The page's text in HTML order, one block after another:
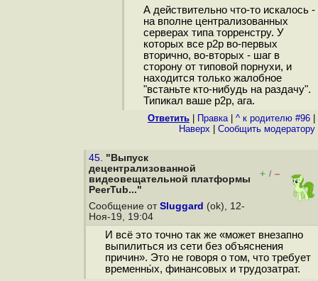
А действительно что-то искалось -
на вполне централизованных
серверах типа торренстру. У
которых все p2p во-первых
вторично, во-вторых - шаг в
сторону от типовой порнухи, и
находится только жалобное
"встаньте кто-нибудь на раздачу".
Типикал ваше p2p, ага.
Ответить Правка| ^ к родителю #96
Наверх
Cообщить модератору
45. "Выпуск
децентрализованной
видеовещательной платформы
PeerTub..."
+ / –
Сообщение от Sluggard (ok), 12-
Ноя-19, 19:04
И всё это точно так же «может внезапно
выпилиться из сети без объяснения
причин». Это не говоря о том, что требует
временны́х, финансовых и трудозатрат.